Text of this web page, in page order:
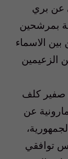
عن بري
بمرشحين
بين الاسماء
الزعيمين
صفير كلف
عن
توافقي